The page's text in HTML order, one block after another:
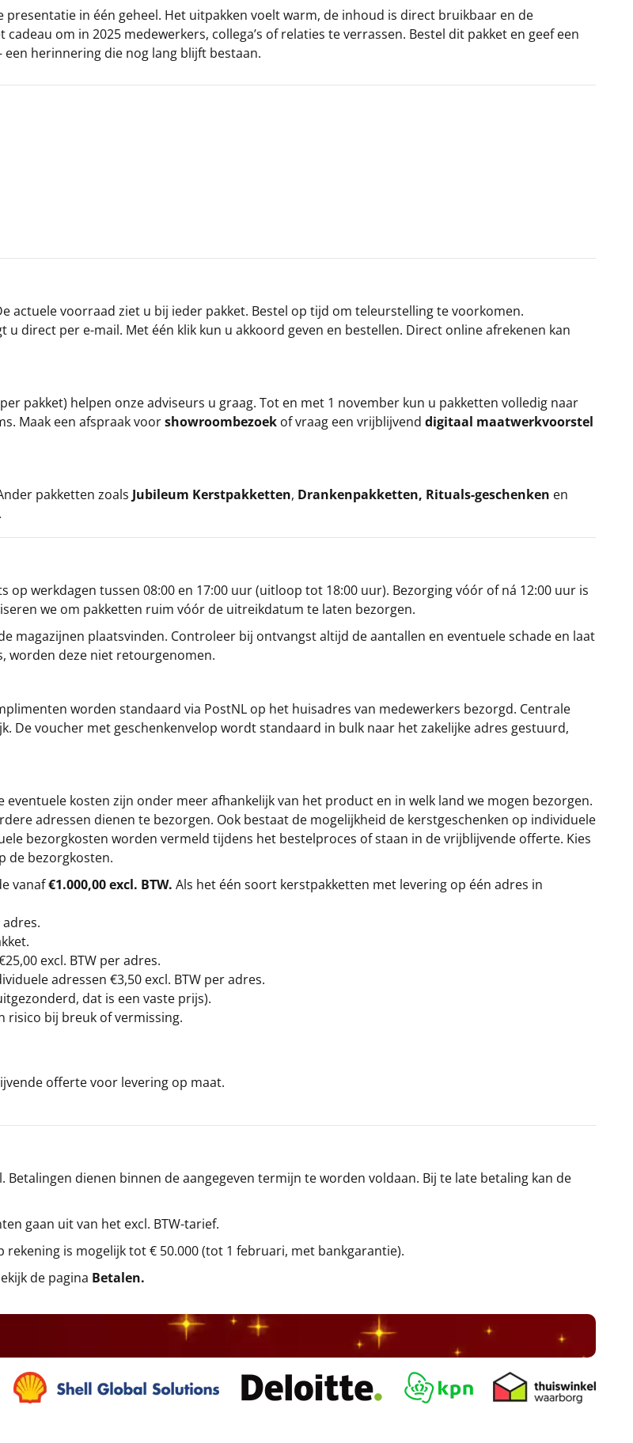
in één geheel. Het uitpakken voelt warm, de inhoud is direct bruikbaar en de
cadeau om in 2025 medewerkers, collega’s of relaties te verrassen. Bestel dit pakket en geef een
herinnering die nog lang blijft bestaan.
actuele voorraad ziet u bij ieder pakket. Bestel op tijd om teleurstelling te voorkomen.
direct per e-mail. Met één klik kun u akkoord geven en bestellen. Direct online afrekenen kan
pakket) helpen onze adviseurs u graag. Tot en met 1 november kun u pakketten volledig naar
Maak een afspraak voorshowroombezoek of vraag een vrijblijvend digitaal maatwerkvoorstel
pakketten zoals Jubileum Kerstpakketten, Drankenpakketten, Rituals-geschenken en
op werkdagen tussen 08:00 en 17:00 uur (uitloop tot 18:00 uur). Bezorging vóór of ná 12:00 uur is
we om pakketten ruim vóór de uitreikdatum te laten bezorgen.
magazijnen plaatsvinden. Controleer bij ontvangst altijd de aantallen en eventuele schade en laat
worden deze niet retourgenomen.
worden standaard via PostNL op het huisadres van medewerkers bezorgd. Centrale
De voucher met geschenkenvelop wordt standaard in bulk naar het zakelijke adres gestuurd,
kosten zijn onder meer afhankelijk van het product en in welk land we mogen bezorgen.
adressen dienen te bezorgen. Ook bestaat de mogelijkheid de kerstgeschenken op individuele
bezorgkosten worden vermeld tijdens het bestelproces of staan in de vrijblijvende offerte. Kies
de bezorgkosten.
vanaf€1.000,00 excl. BTW. Als het één soort kerstpakketten met levering op één adres in
excl. BTW per adres.
adressen €3,50 excl. BTW per adres.
dat is een vaste prijs).
risico bij breuk of vermissing.
offerte voor levering op maat.
dienen binnen de aangegeven termijn te worden voldaan. Bij te late betaling kan de
gaan uit van het excl. BTW-tarief.
is mogelijk tot € 50.000 (tot 1 februari, met bankgarantie).
de pagina Betalen.